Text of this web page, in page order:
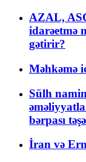
AZAL,
idarəetmə
gətirir?
Məhkəmə
Sülh
bərpası
İran və